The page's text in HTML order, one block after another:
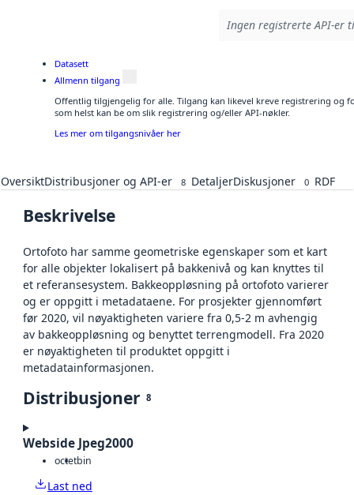
Ingen registrerte API-er
Datasett
Allmenn tilgang
Offentlig tilgjengelig for alle. Tilgang kan likevel kreve registrering og
som helst kan be om slik registrering og/eller API-nøkler.
Les mer om tilgangsnivåer her
OversiktDistribusjoner og API-er 8 DetaljerDiskusjoner 0 RDF
Beskrivelse
Ortofoto har samme geometriske egenskaper som et kart
for alle objekter lokalisert på bakkenivå og kan knyttes til
et referansesystem. Bakkeoppløsning på ortofoto varierer
og er oppgitt i metadataene. For prosjekter gjennomført
før 2020, vil nøyaktigheten variere fra 0,5-2 m avhengig
av bakkeoppløsning og benyttet terrengmodell. Fra 2020
er nøyaktigheten til produktet oppgitt i
metadatainformasjonen.
Distribusjoner 8
Webside Jpeg2000
octetbin
Last ned